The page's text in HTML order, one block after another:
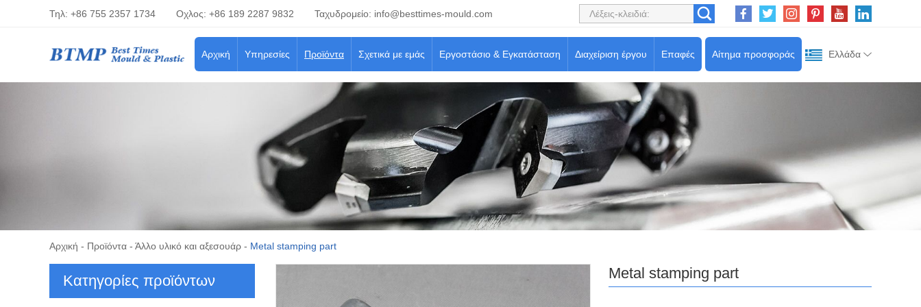
Τηλ: +86 755 2357 1734 Οχλος: +86 189 2287 9832 Ταχυδρομείο: info@besttimes-mould.com
Ελλάδα
Αίτημα προσφοράς
Αρχική Υπηρεσίες Προϊόντα Σχετικά με εμάς Εργοστάσιο & Εγκατάσταση Διαχείριση έργου Επαφές
Αρχική - Προϊόντα - Άλλο υλικό και αξεσουάρ - Metal stamping part
Metal stamping part
Κατηγορίες προϊόντων